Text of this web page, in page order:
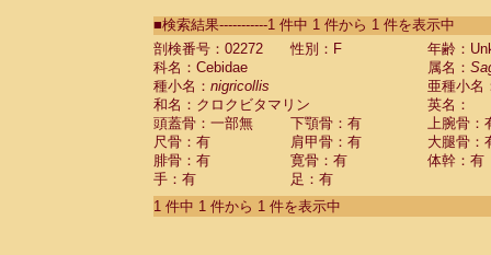
CebidaeSaguinus labiatus(0)
Cebidae Saguinus leucopus (0)
Cebidae
CebidaeSaguinus mystax
CebidaeSaguinus nigricollis (1)
Cebidae Saguinus oedipus
Cebidae Saguinus weddelli
Cebidae Saguinusspp.
Cebidae Aotus trivirgatus
Cebidae Cebus albifrons
■検索結果-----------1 件中 1 件から 1 件を表示中
剖検番号：02272
性別：F
年齢：
科名：Cebidae
属名：
種小名： nigricollis
亜種小名
和名：クロクビタマリン
英名：
頭蓋骨：一部無
下顎骨：有
上腕骨：
尺骨：有
肩甲骨：有
大腿骨：
腓骨：有
寛骨：有
体幹：有
手：有
足：有
1 件中 1 件から 1 件を表示中